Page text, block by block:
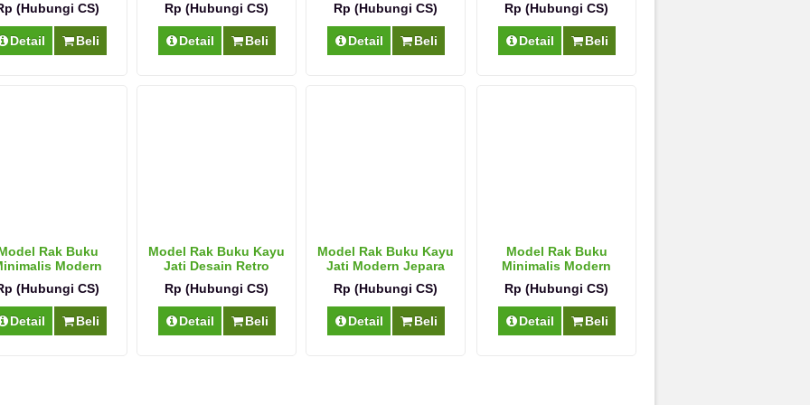
(Hubungi CS)
Detail Beli
Rp (Hubungi CS)
Detail Beli
Rp (Hubungi CS)
Detail Beli
Rp (Hubungi CS)
Detail Beli
Rak Buku
Modern
(Hubungi CS)
Detail Beli
Model Rak Buku Kayu
Jati Desain Retro
Rp (Hubungi CS)
Detail Beli
Model Rak Buku Kayu
Jati Modern Jepara
Rp (Hubungi CS)
Detail Beli
Model Rak Buku
Minimalis Modern
Rp (Hubungi CS)
Detail Beli